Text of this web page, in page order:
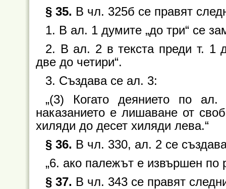
§ 35. В чл. 325б се правят
1. В ал. 1 думите „до три“ се
2. В ал. 2 в текста преди т. 1
две до четири“.
3. Създава се ал. 3:
„(3) Когато деянието по
наказанието е лишаване от
хиляди до десет хиляди лева.“
§ 36. В чл. 330, ал. 2 се
„6. ако палежът е извършен по
§ 37. В чл. 343 се правят